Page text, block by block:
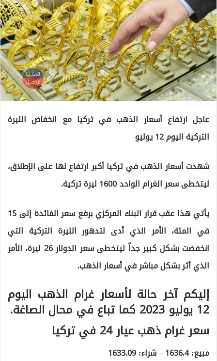
عاجل ارتفاع أسعار الذهب في تركيا مع انخفاض الليرة
التركية اليوم 12 يوليو
شهدت أسعار الذهب في تركيا أكبر ارتفاع لها على الإطلاق،
ليتخطى سعر الغرام الواحد 1600 ليرة تركية.
يأتي هذا عقب قرار البنك المركزي برفع سعر الفائدة إلى 15
في المئة، الأمر الذي أدى لتدهور الليرة التركية التي
انخفضت بشكل كبير جداً ليتخطى سعر الدولار 26 ليرة، الأمر
الذي أثر بشكل مباشر في أسعار الذهب.
إليكم آخر حالة لأسعار غرام الذهب اليوم
12 يوليو 2023 كما تباع في محال الصاغة.
سعر غرام ذهب عيار 24 في تركيا
مبيع:1636.4– شراء:1633.09